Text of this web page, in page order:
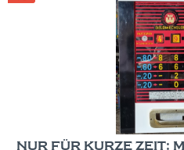
NUR FÜR KURZE ZEIT: